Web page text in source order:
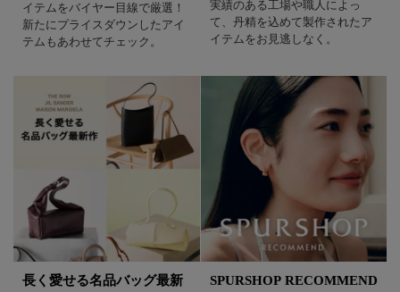
イテムをバイヤー目線で厳選！
新たにプライスダウンしたアイ
テムもあわせてチェック。
実績のある工場や職人によっ
て、丹精を込めて製作されたア
イテムをお見逃しなく。
長く愛せる名品バッグ最新
SPURSHOP RECOMMEND